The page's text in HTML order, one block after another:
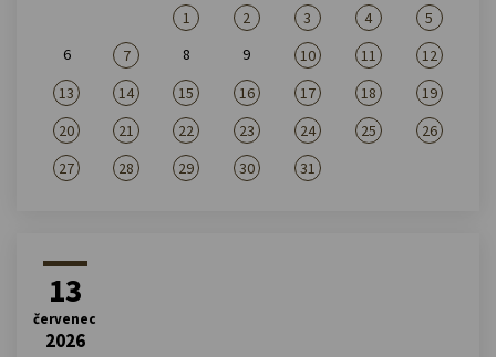
1
2 3 4
5
6
7 8 9 10 11
12
13
14 15 16 17 18
19
20
21 22 23 24 25
26
27
28 29 30 31
13
červenec
2026